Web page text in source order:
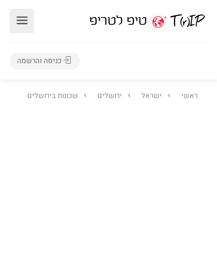
כניסה והרשמה
ראשי ישראל ירושלים שכונות בירושלים